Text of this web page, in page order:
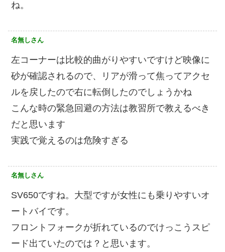
ね。
名無しさん
左コーナーは比較的曲がりやすいですけど映像に
砂が確認されるので、リアが滑って焦ってアクセ
ルを戻したので右に転倒したのでしょうかね
こんな時の緊急回避の方法は教習所で教えるべき
だと思います
実践で覚えるのは危険すぎる
名無しさん
SV650ですね。大型ですが女性にも乗りやすいオ
ートバイです。
フロントフォークが折れているのでけっこうスピ
ード出ていたのでは？と思います。